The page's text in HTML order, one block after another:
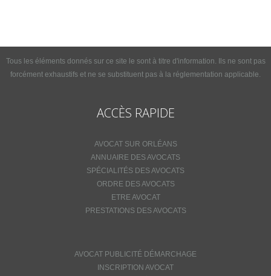
Tous les éléments donnés sur ce site le sont à titre d'information. Ils ne sont pas
forcément exhaustifs et ne se substituent pas à la réglementation applicable.
ACCÈS RAPIDE
AVOCAT SUR ORLÉANS
ANNUAIRE DES AVOCATS
SPÉCIALITÉS DES AVOCATS
ORDRE DES AVOCATS
ETRE AVOCAT
PRESTATIONS DES AVOCATS
AVOCAT PUBLICITÉ DÉMARCHAGE
INSCRIPTION AVOCAT